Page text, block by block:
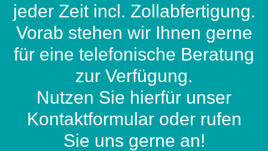
jeder Zeit incl. Zollabfertigung.
Vorab stehen wir Ihnen gerne
für eine telefonische Beratung
zur Verfügung.
Nutzen Sie hierfür unser
Kontaktformular oder rufen
Sie uns gerne an!